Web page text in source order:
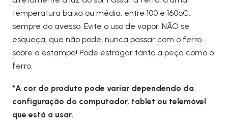
temperatura baixa ou média, entre 100 e 160ºC,
sempre do avesso. Evite o uso de vapor. NÃO se
esqueça, que não pode, nunca passar com o ferro
sobre a estampa! Pode estragar tanto a peça como o
ferro.
*A cor do produto pode variar dependendo da
configuração do computador, tablet ou telemóvel
que está a usar.